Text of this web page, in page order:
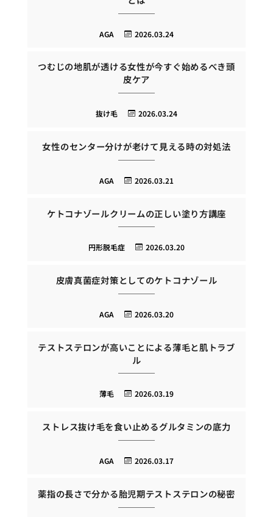
2026.03.24
AGA
つむじの地肌が透ける女性が今すぐ始めるべき頭
皮ケア
2026.03.24
抜け毛
女性のセンター分けが老けて見える時の対処法
2026.03.21
AGA
ケトコナゾールクリームの正しい塗り方講座
2026.03.20
円形脱毛症
皮膚真菌症対策としてのケトコナゾール
2026.03.20
AGA
テストステロンが高いことによる薄毛と肌トラブ
ル
2026.03.19
薄毛
ストレス抜け毛を食い止めるグルタミンの底力
2026.03.17
AGA
薬指の長さで分かる胎児期テストステロンの秘密